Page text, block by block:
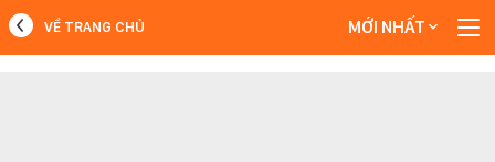
VỀ TRANG CHỦ MỚI NHẤT